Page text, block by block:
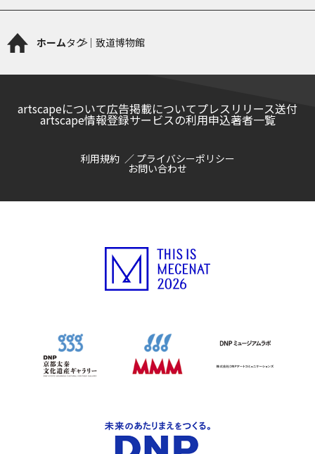
ホームタグ｜致道博物館
artscapeについて広告掲載についてプレスリリース送付
artscape情報登録サービスの利用申込著者一覧
利用規約 プライバシーポリシー
お問い合わせ